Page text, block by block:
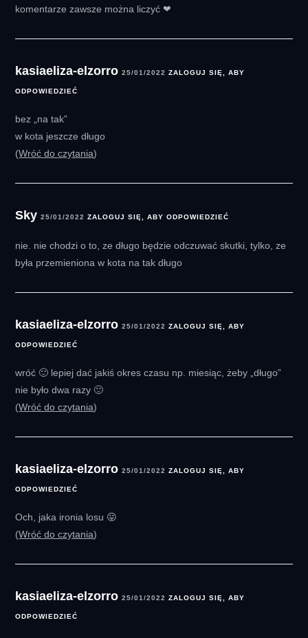
komentarze zawsze można liczyć ❤
kasiaeliza-elzorro 25/01/2022 ZALOGUJ SIĘ, ABY
ODPOWIEDZIEĆ
bez „na tak”
w kota jeszcze długo
Wróć do czytania
Sky 25/01/2022 ZALOGUJ SIĘ, ABY ODPOWIEDZIEĆ
nie. nie chodzi o to, ze długo będzie odczuwać skutki, tylko, ze
była przemieniona w kota na tak długo
kasiaeliza-elzorro 25/01/2022 ZALOGUJ SIĘ, ABY
ODPOWIEDZIEĆ
wróć 🙂 lepiej dać jakiś okres czasu np. miesiąc, żeby „długo”
nie było dwa razy 🙂
Wróć do czytania
kasiaeliza-elzorro 25/01/2022 ZALOGUJ SIĘ, ABY
ODPOWIEDZIEĆ
Och, jaka ironia losu 😛
Wróć do czytania
kasiaeliza-elzorro 25/01/2022 ZALOGUJ SIĘ, ABY
ODPOWIEDZIEĆ